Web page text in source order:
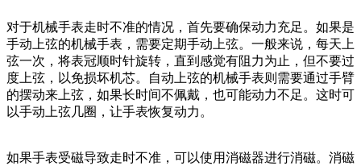
对于机械手表走时不准的情况，首先要确保动力充足。如果是
手动上弦的机械手表，需要定期手动上弦。一般来说，每天上
弦一次，将表冠顺时针旋转，直到感觉有阻力为止，但不要过
度上弦，以免损坏机芯。自动上弦的机械手表则需要通过手臂
的摆动来上弦，如果长时间不佩戴，也可能动力不足。这时可
以手动上弦几圈，让手表恢复动力。
如果手表受磁导致走时不准，可以使用消磁器进行消磁。消磁